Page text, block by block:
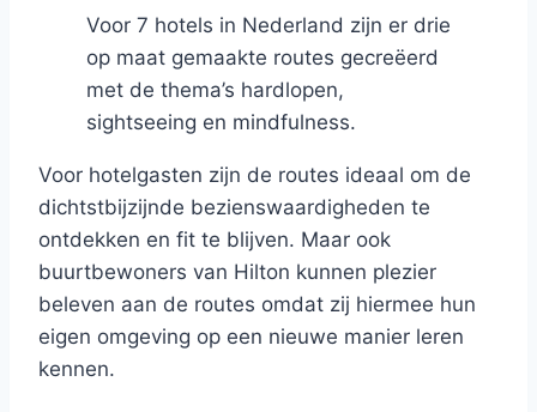
Voor 7 hotels in Nederland zijn er drie
op maat gemaakte routes gecreëerd
met de thema’s hardlopen,
sightseeing en mindfulness.
Voor hotelgasten zijn de routes ideaal om de
dichtstbijzijnde bezienswaardigheden te
ontdekken en fit te blijven. Maar ook
buurtbewoners van Hilton kunnen plezier
beleven aan de routes omdat zij hiermee hun
eigen omgeving op een nieuwe manier leren
kennen.